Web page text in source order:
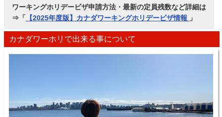
ワーキングホリデービザ申請方法・最新の定員残数など詳細は
⇒「 【2025年度版】カナダワーキングホリデービザ情報 」
カナダワーホリで出来る事について